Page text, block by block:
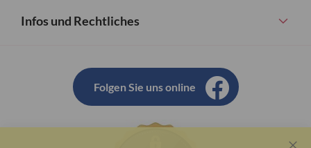
Infos und Rechtliches
Folgen Sie uns online